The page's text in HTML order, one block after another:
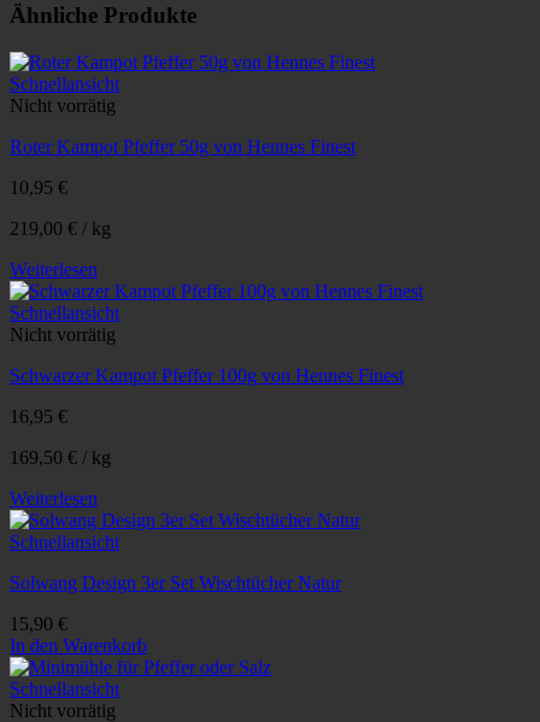
Ähnliche Produkte
Schnellansicht
Nicht vorrätig
Roter Kampot Pfeffer 50g von Hennes Finest
10,95 €
219,00 € / kg
Weiterlesen
Schnellansicht
Nicht vorrätig
Schwarzer Kampot Pfeffer 100g von Hennes Finest
16,95 €
169,50 € / kg
Weiterlesen
Schnellansicht
Solwang Design 3er Set Wischtücher Natur
15,90 €
In den Warenkorb
Schnellansicht
Nicht vorrätig